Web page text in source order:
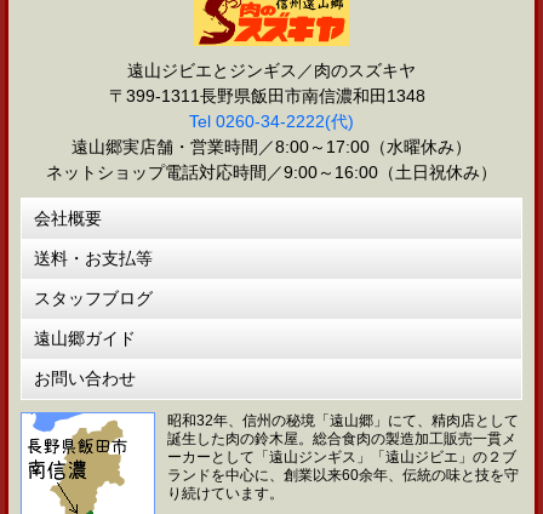
遠山ジビエとジンギス／肉のスズキヤ
〒399-1311長野県飯田市南信濃和田1348
Tel 0260-34-2222(代)
遠山郷実店舗・営業時間／8:00～17:00（水曜休み）
ネットショップ電話対応時間／9:00～16:00（土日祝休み）
会社概要
送料・お支払等
スタッフブログ
遠山郷ガイド
お問い合わせ
昭和32年、信州の秘境「遠山郷」にて、精肉店として
誕生した肉の鈴木屋。総合食肉の製造加工販売一貫メ
ーカーとして「遠山ジンギス」「遠山ジビエ」の２ブ
ランドを中心に、創業以来60余年、伝統の味と技を守
り続けています。